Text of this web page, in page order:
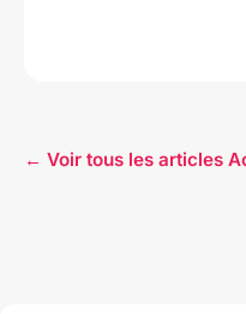
← Voir tous les articles